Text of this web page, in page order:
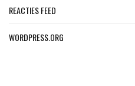
REACTIES FEED
WORDPRESS.ORG